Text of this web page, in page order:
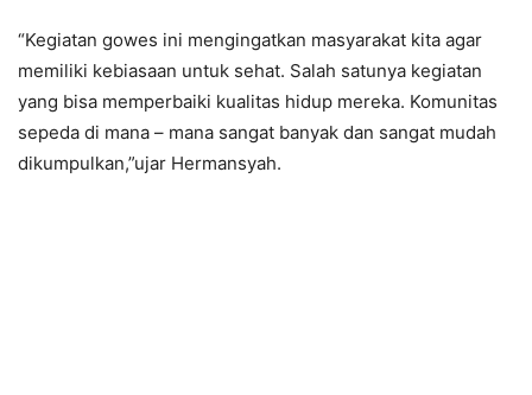
“Kegiatan gowes ini mengingatkan masyarakat kita agar
memiliki kebiasaan untuk sehat. Salah satunya kegiatan
yang bisa memperbaiki kualitas hidup mereka. Komunitas
sepeda di mana – mana sangat banyak dan sangat mudah
dikumpulkan,”ujar Hermansyah.